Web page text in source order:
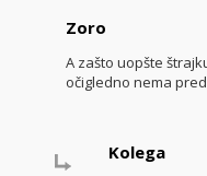
Zoro
A zašto uopšte
očigledno nema
Kolega